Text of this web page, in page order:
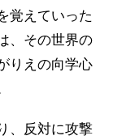
覚えていった
、その世界の
りえの向学心
、反対に攻撃